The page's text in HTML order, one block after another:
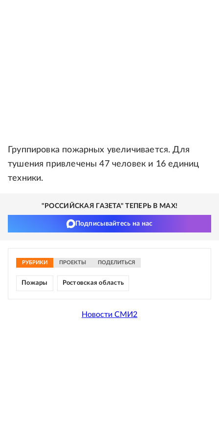
Группировка пожарных увеличивается. Для
тушения привлечены 47 человек и 16 единиц
техники.
"РОССИЙСКАЯ ГАЗЕТА" ТЕПЕРЬ В MAX!
Подписывайтесь на нас
РУБРИКИ ПРОЕКТЫ ПОДЕЛИТЬСЯ
Пожары Ростовская область
Новости СМИ2